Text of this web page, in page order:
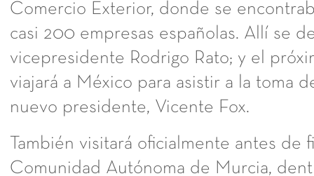
Comercio Exterior, donde se
casi 200 empresas españolas. Allí se
vicepresidente Rodrigo Rato; y el
viajará a México para asistir a la toma
nuevo presidente, Vicente Fox.
También visitará oficialmente antes de
Comunidad Autónoma de Murcia,